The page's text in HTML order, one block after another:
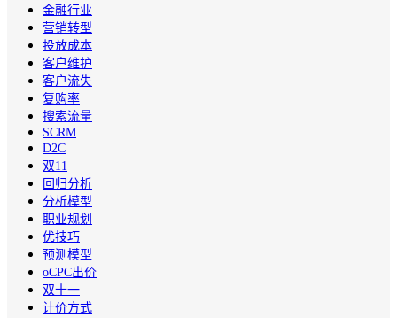
金融行业
营销转型
投放成本
客户维护
客户流失
复购率
搜索流量
SCRM
D2C
双11
回归分析
分析模型
职业规划
优技巧
预测模型
oCPC出价
双十一
计价方式